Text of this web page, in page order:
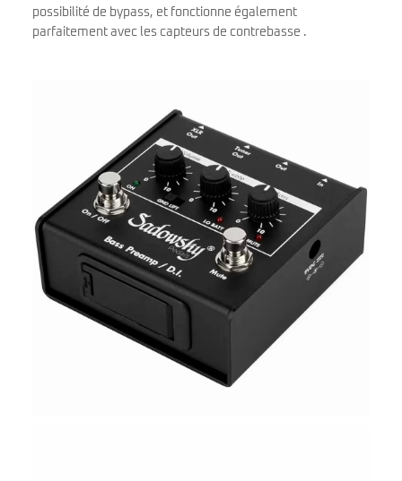
possibilité de bypass, et fonctionne également
parfaitement avec les capteurs de contrebasse .